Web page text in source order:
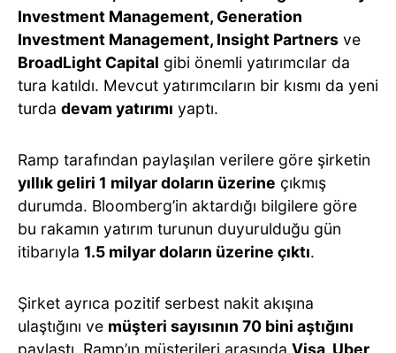
Investment Management, Generation
Investment Management, Insight Partners ve
BroadLight Capital gibi önemli yatırımcılar da
tura katıldı. Mevcut yatırımcıların bir kısmı da yeni
turda devam yatırımı yaptı.
Ramp tarafından paylaşılan verilere göre şirketin
yıllık geliri 1 milyar doların üzerine çıkmış
durumda. Bloomberg’in aktardığı bilgilere göre
bu rakamın yatırım turunun duyurulduğu gün
itibarıyla 1.5 milyar doların üzerine çıktı.
Şirket ayrıca pozitif serbest nakit akışına
ulaştığını ve müşteri sayısının 70 bini aştığını
paylaştı. Ramp’ın müşterileri arasında Visa, Uber,